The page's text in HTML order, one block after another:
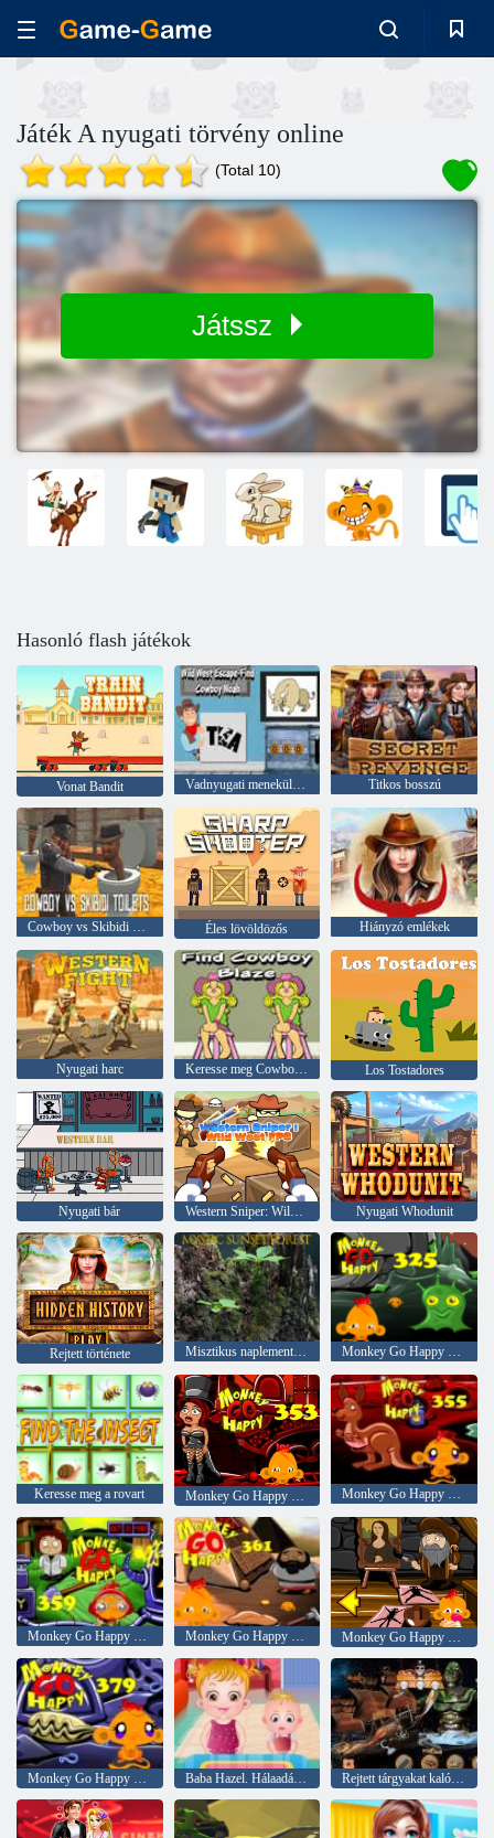
Játék A nyugati törvény online
(Total 10)
Játssz
Hasonló flash játékok
Vonat Bandit Vadnyugati menekülés – Keresd meg a Cowboy Noah-t Titkos bosszú
Cowboy vs Skibidi WC-k Éles lövöldözős Hiányzó emlékek
Nyugati harc Keresse meg Cowboy Blaze-t Los Tostadores
Nyugati bár Western Sniper: Wild West FPS Nyugati Whodunit
Rejtett története Misztikus naplemente erdő Monkey Go Happy Stage 325
Keresse meg a rovart Monkey Go Happy Stage 355
Monkey Go Happy Stage 359 Monkey Go Happy Stage 361 Monkey Go Happy Stage 371
Monkey Go Happy Stage 379 Baba Hazel. Hálaadás szórakoztató Rejtett tárgyakat kalóz kincs